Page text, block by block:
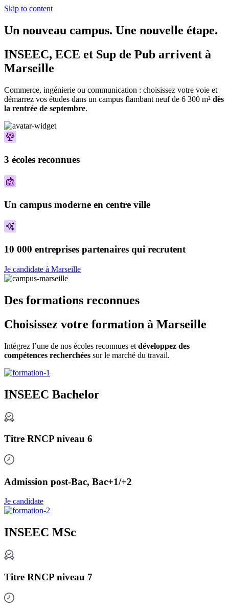
Skip to content
Un nouveau campus. Une nouvelle étape.
INSEEC, ECE et Sup de Pub arrivent à
Marseille
Commerce, ingénierie ou communication : choisissez votre voie et
démarrez vos études dans un campus flambant neuf de 6 300 m² dès
la rentrée de septembre.
3 écoles reconnues
Un campus moderne en centre ville
10 000 entreprises partenaires qui recrutent
Je candidate à Marseille
Des formations reconnues
Choisissez votre formation à Marseille
Intégrez l’une de nos écoles reconnues et développez des
compétences recherchées sur le marché du travail.
INSEEC Bachelor
Titre RNCP niveau 6
Admission post-Bac, Bac+1/+2
Je candidate
INSEEC MSc
Titre RNCP niveau 7